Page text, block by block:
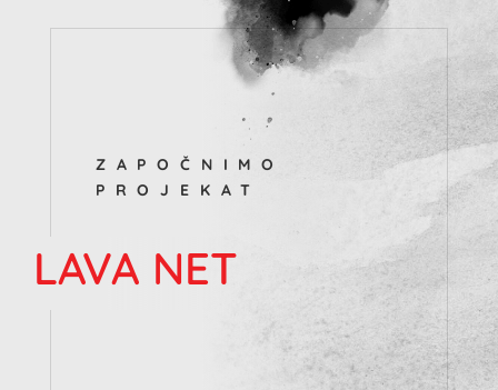
ZAPOČNIMO
PROJEKAT
LAVA NET